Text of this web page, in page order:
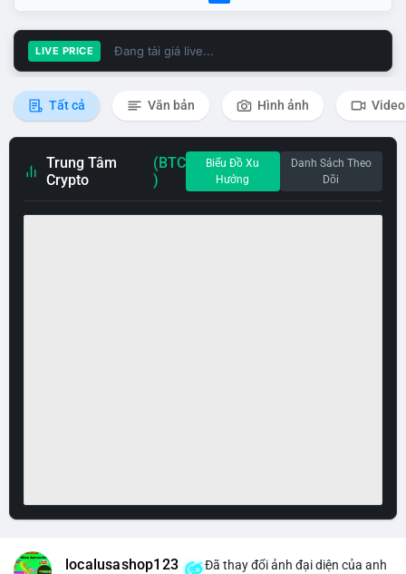
LIVE PRICE Đang tải giá live...
Tất cả Văn bản Hình ảnh Video
Trung Tâm
Crypto
(BTC
)
Biểu Đồ Xu
Hướng
Danh Sách Theo
Dõi
localusashop123
Đã thay đổi ảnh đại diện của anh